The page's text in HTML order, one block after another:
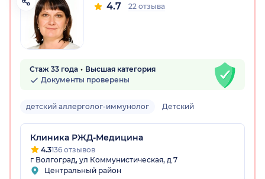
4.7 22 отзыва
Стаж 33 года
Высшая категория
Документы проверены
детский аллерголог-иммунолог Детский
Клиника РЖД-Медицина
4.3136 отзывов
г Волгоград, ул Коммунистическая, д 7
Центральный район